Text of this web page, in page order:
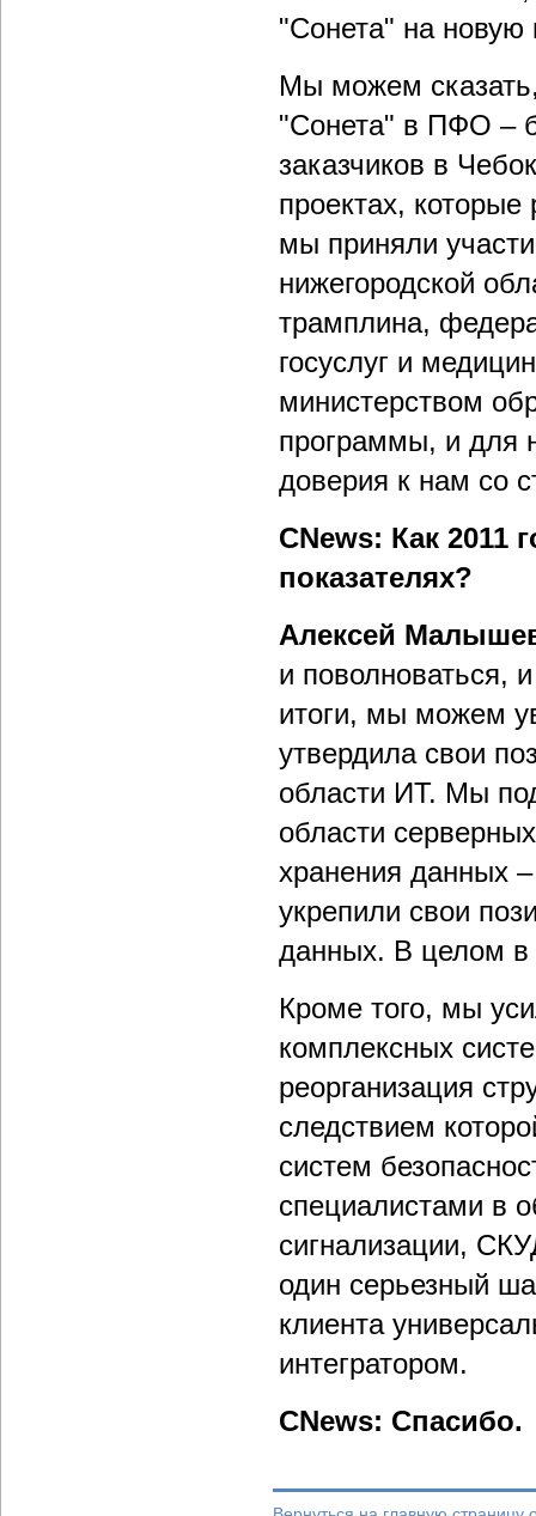
"Сонета" на новую
Мы можем
"Сонета" в ПФО –
заказчиков в
проектах,
мы приняли
нижегородской
трамплина,
госуслуг и
министерством
программы, и для
доверия к нам со
CNews: Как 2011
показателях?
Алексей
и поволноваться,
итоги, мы можем
утвердила свои
области ИТ. Мы
области
хранения данных
укрепили свои
данных. В целом в
Кроме того, мы
комплексных
реорганизация
следствием
систем
специалистами в
сигнализации,
один серьезный
клиента
интегратором.
CNews: Спасибо.